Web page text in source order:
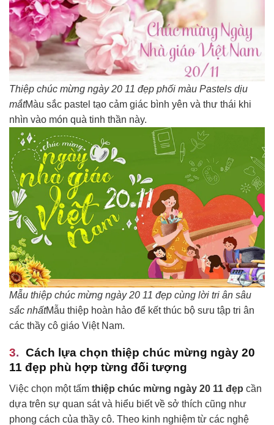
Thiệp chúc mừng ngày 20 11 đẹp phối màu Pastels dịu
mắtMàu sắc pastel tạo cảm giác bình yên và thư thái khi
nhìn vào món quà tinh thần này.
Mẫu thiệp chúc mừng ngày 20 11 đẹp cùng lời tri ân sâu
sắc nhấtMẫu thiệp hoàn hảo để kết thúc bộ sưu tập tri ân
các thầy cô giáo Việt Nam.
Cách lựa chọn thiệp chúc mừng ngày 20
11 đẹp phù hợp từng đối tượng
Việc chọn một tấm thiệp chúc mừng ngày 20 11 đẹp cần
dựa trên sự quan sát và hiểu biết về sở thích cũng như
phong cách của thầy cô. Theo kinh nghiệm từ các nghệ